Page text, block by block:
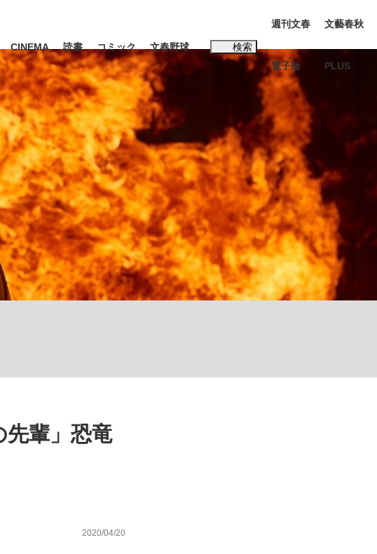
インタビュー
のまま解散」WBC日本代表“敗戦”の真実 選手が明かす...
されているのが悲しい」『北の国から』倉本聰氏（91...
私のあのとき、私のいま
キングの誕生を、目撃せよ。
CINEMA 読書 コミック 文春野球 検索
#内田有紀
#松田聖子
週刊文春
電子版
文藝春秋
PLUS
先輩」恐竜
2020/04/20